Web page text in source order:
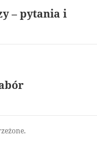
– pytania i